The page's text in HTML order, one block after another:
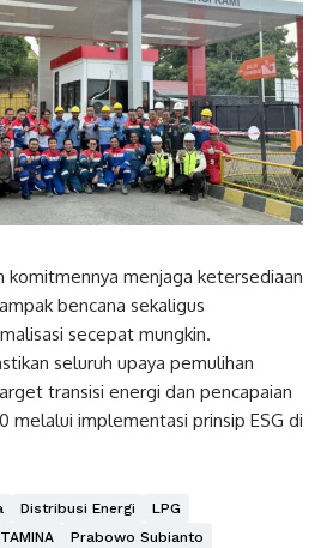
komitmennya menjaga ketersediaan
bencana sekaligus
secepat mungkin.
seluruh upaya pemulihan
transisi energi dan pencapaian
melalui implementasi prinsip ESG di
Distribusi Energi
LPG
Prabowo Subianto